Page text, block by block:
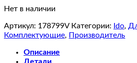
Нет в наличии
Артикул: 178799V Категории: Ido,
Комплектующие, Производитель
Описание
Детали